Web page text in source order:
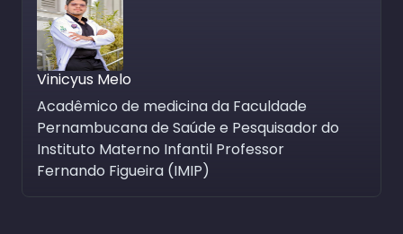
Vinicyus Melo
Acadêmico de medicina da Faculdade
Pernambucana de Saúde e Pesquisador do
Instituto Materno Infantil Professor
Fernando Figueira (IMIP)